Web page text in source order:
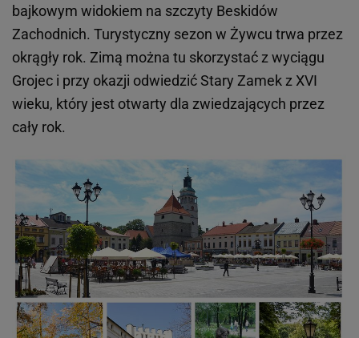
bajkowym widokiem na szczyty Beskidów
Zachodnich. Turystyczny sezon w Żywcu trwa przez
okrągły rok. Zimą można tu skorzystać z wyciągu
Grojec i przy okazji odwiedzić Stary Zamek z XVI
wieku, który jest otwarty dla zwiedzających przez
cały rok.